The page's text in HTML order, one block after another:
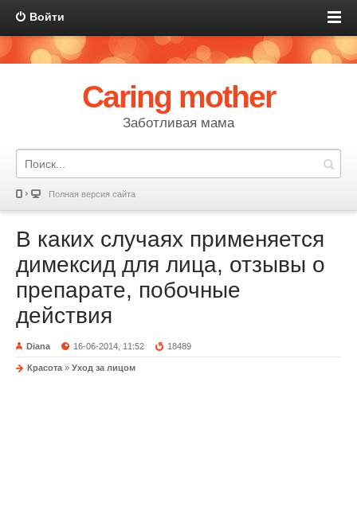
Войти
Caring mother
Заботливая мама
Полная версия сайта
В каких случаях применяется
димексид для лица, отзывы о
препарате, побочные
действия
Diana 16-06-2014, 11:52 18489
Красота » Уход за лицом